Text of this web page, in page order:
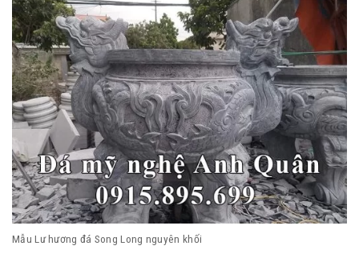
Mẫu Lư hương đá Song Long nguyên khối